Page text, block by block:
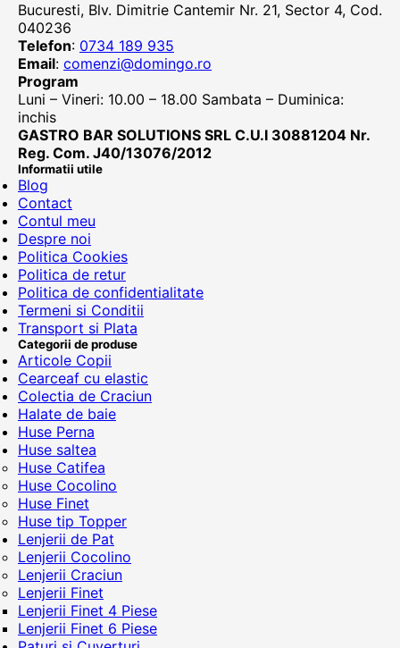
Bucuresti, Blv. Dimitrie Cantemir Nr. 21, Sector 4, Cod.
040236
Telefon: 0734 189 935
Email: comenzi@domingo.ro
Program
Luni – Vineri: 10.00 – 18.00 Sambata – Duminica:
inchis
GASTRO BAR SOLUTIONS SRL C.U.I 30881204 Nr.
Reg. Com. J40/13076/2012
Informatii utile
Blog
Contact
Contul meu
Despre noi
Politica Cookies
Politica de retur
Politica de confidentialitate
Termeni si Conditii
Transport si Plata
Categorii de produse
Articole Copii
Cearceaf cu elastic
Colectia de Craciun
Halate de baie
Huse Perna
Huse saltea
Huse Catifea
Huse Cocolino
Huse Finet
Huse tip Topper
Lenjerii de Pat
Lenjerii Cocolino
Lenjerii Craciun
Lenjerii Finet
Lenjerii Finet 4 Piese
Lenjerii Finet 6 Piese